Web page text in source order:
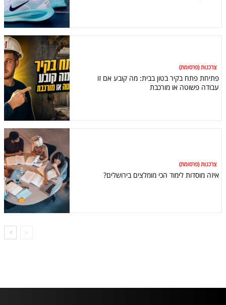
צרכנות (פרסומת)
פתיחת פתח בקיר בטון בבית: מה קובע אם זו
עבודה פשוטה או מורכבת
צרכנות (פרסומת)
איזה מוסדות לימוד הכי מומלצים בירושלים?